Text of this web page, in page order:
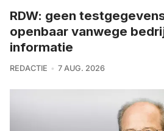
RDW: geen
openbaar vanwege
informatie
REDACTIE 7 AUG. 2026